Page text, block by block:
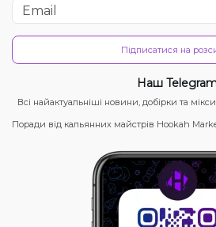
Підписатися на
Наш
Всі найактуальніші новини, добірки та мікси
Поради від кальянних майстрів Hookah